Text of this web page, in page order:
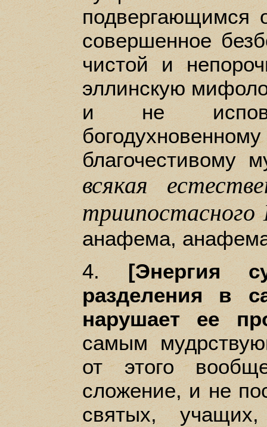
подвергающимся
совершенное
чистой и
эллинскую
и не
благочестивому
всякая
анафема,
4. [Энергия
разделения в
нарушает ее
самым
от этого
сложение, и не
святых,